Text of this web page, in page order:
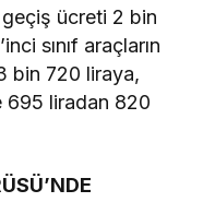
geçiş ücreti 2 bin
sınıf araçların
bin 720 liraya,
695 liradan 820